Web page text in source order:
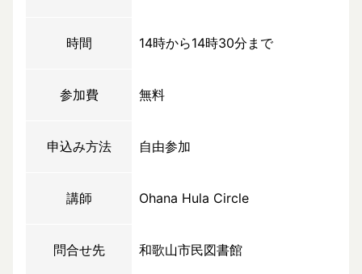
時間 14時から14時30分まで
参加費 無料
申込み方法 自由参加
講師 Ohana Hula Circle
問合せ先 和歌山市民図書館